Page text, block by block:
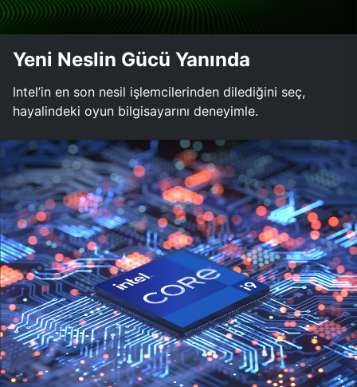
Yeni Neslin Gücü Yanında
Intel’in en son nesil işlemcilerinden dilediğini seç,
hayalindeki oyun bilgisayarını deneyimle.